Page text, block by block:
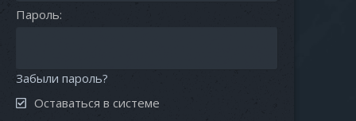
Пароль
Забыли пароль?
Оставаться в системе